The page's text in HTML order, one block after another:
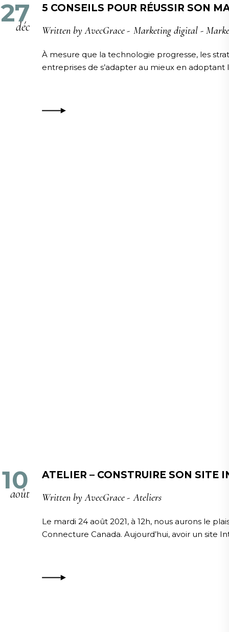
27
déc
5 CONSEILS POUR RÉUSSIR SON
Written byAvecGrace Marketing digital -
À mesure que la technologie progresse, les
entreprises de s’adapter au mieux en
10
août
ATELIER – CONSTRUIRE SON SITE
Written byAvecGrace Ateliers
Le mardi 24 août 2021, à 12h, nous aurons le
Connecture Canada. Aujourd’hui, avoir un site